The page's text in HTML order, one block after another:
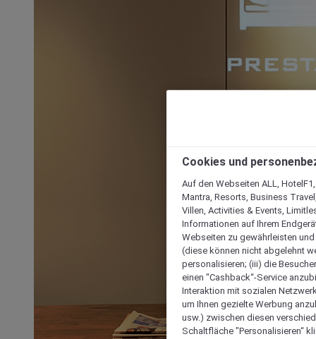
Cookies und
Auf den Webseiten ALL,
Mantra, Resorts, Business
Villen, Activities & Events,
Informationen auf Ihrem
Webseiten zu gewährleisten
(diese können nicht abgelehnt
personalisieren; (iii) die
einen "Cashback“-Service
Interaktion mit sozialen
um Ihnen gezielte Werbung
usw.) zwischen diesen
Schaltfläche "Personalisieren“